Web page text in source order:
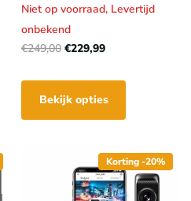
Niet op voorraad, Levertijd
onbekend
€249,00 €229,99
Bekijk opties
Korting -20%